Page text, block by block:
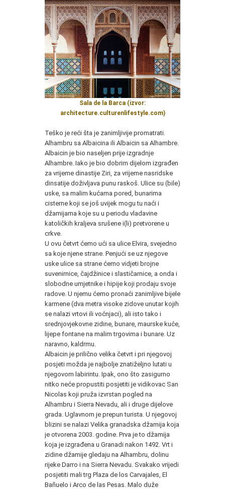
Sala de la Barca (izvor:
architecture.culturenlifestyle.com)
Teško je reći šta je zanimljivije promatrati.
Alhambru sa Albaicina ili Albaicin sa Alhambre.
Albaicin je bio naseljen prije izgradnje
Alhambre. Iako je bio dobrim dijelom izgrađen
za vrijeme dinastije Ziri, za vrijeme nasridske
dinsatije doživljava punu raskoš. Ulice su (bile)
uske, sa malim kućama pored, bunarima
cisterne koji se još uvijek mogu tu naći i
džamijama koje su u periodu vladavine
katoličkih kraljeva srušene i(li) pretvorene u
crkve.
U ovu četvrt ćemo ući sa ulice Elvira, svejedno
sa koje njene strane. Penjući se uz njegove
uske ulice sa strane ćemo vidjeti brojne
suvenirnice, čajdžinice i slastičarnice, a onda i
slobodne umjetnike i hipije koji prodaju svoje
radove. U njemu ćemo pronaći zanimljive bijele
karmene (dva metra visoke zidove unutar kojih
se nalazi vrtovi ili voćnjaci), ali isto tako i
srednjovjekovne zidine, bunare, maurske kuće,
lijepe fontane na malim trgovima i bunare. Uz
naravno, kaldrmu.
Albaicin je prilično velika četvrt i pri njegovoj
posjeti možda je najbolje znatiželjno lutati u
njegovom labirintu. Ipak, ono što zasigurno
nitko neće propustiti posjetiti je vidikovac San
Nicolas koji pruža izvrstan pogled na
Alhambru i Sierra Nevadu, ali i druge dijelove
grada. Uglavnom je prepun turista. U njegovoj
blizini se nalazi Velika granadska džamija koja
je otvorena 2003. godine. Prva je to džamija
koja je izgrađena u Granadi nakon 1492. Vrt i
zidine džamije gledaju na Alhambru, dolinu
rijeke Darro i na Sierra Nevadu. Svakako vrijedi
posjetiti mali trg Plaza de los Carvajales, El
Bañuelo i Arco de las Pesas. Malo duže